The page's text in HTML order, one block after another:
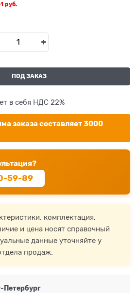
руб.
ПОД ЗАКАЗ
в себя НДС 22%
заказа составляет 3000
59-89
комплектация,
и цена носят справочный
данные уточняйте у
продаж.
Петербург